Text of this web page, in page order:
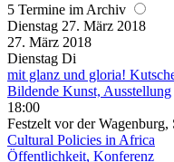
5 Termine im Archiv
Dienstag 27. März 2018
27. März 2018
Dienstag Di
mit glanz und gloria!
Bildende Kunst, Ausstellung
18:00
Festzelt vor der
Cultural Policies in Africa
Öffentlichkeit, Konferenz